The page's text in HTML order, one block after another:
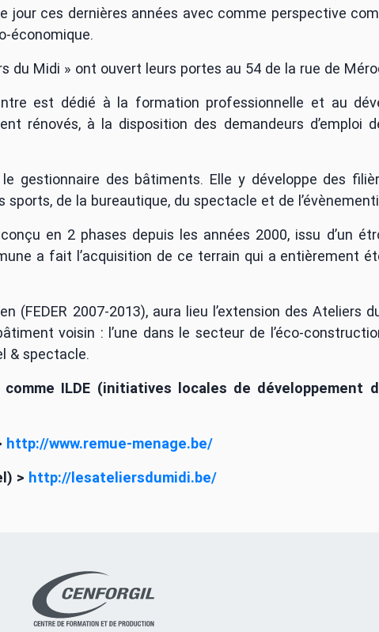
ces dernières années avec comme perspective
économique.
du Midi » ont ouvert leurs portes au 54 de la rue de
est dédié à la formation professionnelle et au
rénovés, à la disposition des demandeurs d’emploi
gestionnaire des bâtiments. Elle y développe des
sports, de la bureautique, du spectacle et de
en 2 phases depuis les années 2000, issu d’un
a fait l’acquisition de ce terrain qui a entièrement
(FEDER 2007-2013), aura lieu l’extension des Ateliers
voisin : l’une dans le secteur de l’éco-
& spectacle.
ILDE (initiatives locales de développement
http://www.remue-menage.be/
> http://lesateliersdumidi.be/